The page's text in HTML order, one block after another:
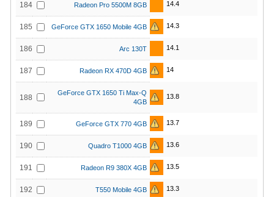
184 Radeon Pro 5500M 8GB 14.4
185 GeForce GTX 1650 Mobile 4GB 14.3
186 Arc 130T 14.1
187 Radeon RX 470D 4GB 14
188
GeForce GTX 1650 Ti Max-Q
4GB
13.8
189 GeForce GTX 770 4GB 13.7
190 Quadro T1000 4GB 13.6
191 Radeon R9 380X 4GB 13.5
192 T550 Mobile 4GB 13.3